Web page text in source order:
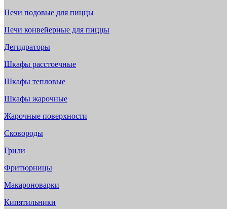
Печи подовые для пиццы
Печи конвейерные для пиццы
Дегидраторы
Шкафы расстоечные
Шкафы тепловые
Шкафы жарочные
Жарочные поверхности
Сковороды
Грили
Фритюрницы
Макароноварки
Кипятильники